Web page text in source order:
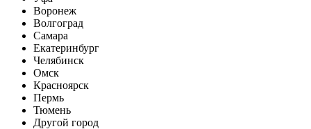
Воронеж
Волгоград
Самара
Екатеринбург
Челябинск
Омск
Красноярск
Пермь
Тюмень
Другой город